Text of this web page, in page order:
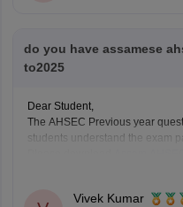
do you have assamese
to2025
Dear Student,
The AHSEC Previous year
students understand the exam
Vivek Kumar